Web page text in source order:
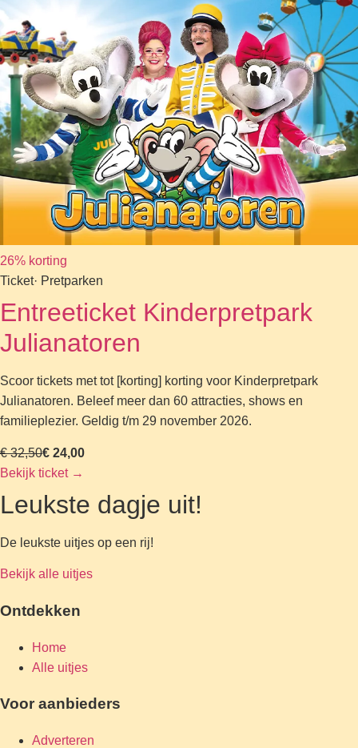
26% korting
Ticket· Pretparken
Entreeticket Kinderpretpark
Julianatoren
Scoor tickets met tot [korting] korting voor Kinderpretpark
Julianatoren. Beleef meer dan 60 attracties, shows en
familieplezier. Geldig t/m 29 november 2026.
€ 32,50€ 24,00
Bekijk ticket →
Leukste dagje uit!
De leukste uitjes op een rij!
Bekijk alle uitjes
Ontdekken
Home
Alle uitjes
Voor aanbieders
Adverteren